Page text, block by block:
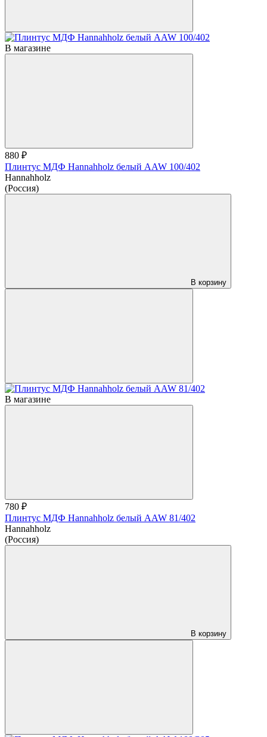
В магазине
880 ₽
Плинтус МДФ Hannahholz белый AAW 100/402
Hannahholz
(Россия)
В корзину
В магазине
780 ₽
Плинтус МДФ Hannahholz белый AAW 81/402
Hannahholz
(Россия)
В корзину